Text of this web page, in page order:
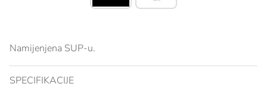
Namijenjena SUP-u.
SPECIFIKACIJE